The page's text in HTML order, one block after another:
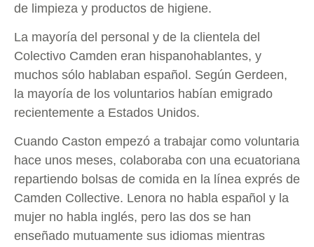
de limpieza y productos de higiene.
La mayoría del personal y de la clientela del
Colectivo Camden eran hispanohablantes, y
muchos sólo hablaban español. Según Gerdeen,
la mayoría de los voluntarios habían emigrado
recientemente a Estados Unidos.
Cuando Caston empezó a trabajar como voluntaria
hace unos meses, colaboraba con una ecuatoriana
repartiendo bolsas de comida en la línea exprés de
Camden Collective. Lenora no habla español y la
mujer no habla inglés, pero las dos se han
enseñado mutuamente sus idiomas mientras